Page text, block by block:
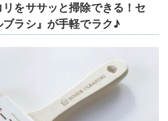
をササッと掃除できる！セ
ブラシ』が手軽でラク♪